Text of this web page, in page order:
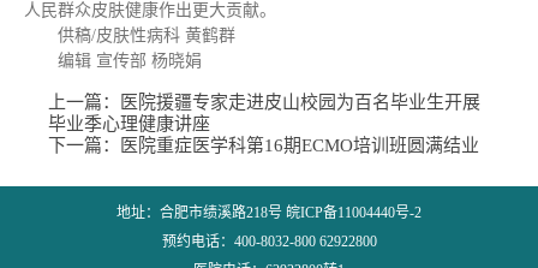
人民群众皮肤健康作出更大贡献。
供稿/皮肤性病科 黄鹤群
编辑 宣传部 杨晓娟
上一篇：
医院援疆专家走进皮山校园为百名毕业生开展
毕业季心理健康讲座
下一篇：
医院重症医学科第16期ECMO培训班圆满结业
地址：合肥市绩溪路218号 皖ICP备11004440号-2
预约电话：400-8032-800 62922800